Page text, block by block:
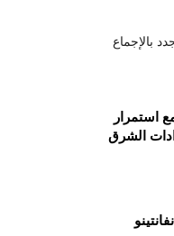
بالإجماع
استمرار
الشرق